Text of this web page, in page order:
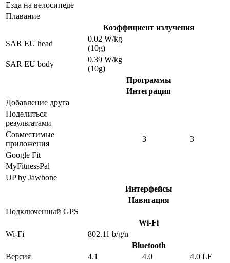
Езда на велосипеде
Плавание
Коэффициент излучения
SAR EU head
0.02 W/kg
(10g)
SAR EU body
0.39 W/kg
(10g)
Программы
Интеграция
Добавление друга
Поделиться
результатами
Совместимые
приложения
3
3
Google Fit
MyFitnessPal
UP by Jawbone
Интерфейсы
Навигация
Подключенный GPS
Wi-Fi
Wi-Fi
802.11 b/g/n
Bluetooth
Версия
4.1 4.0
4.0 LE